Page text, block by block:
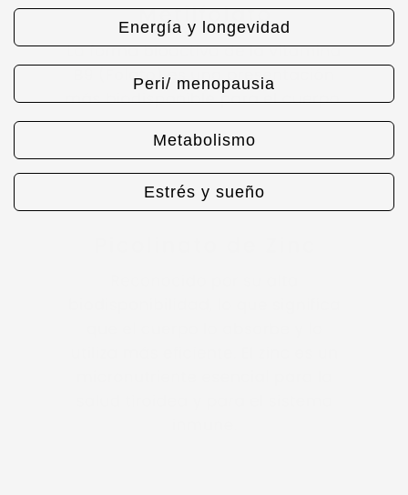
Energía y longevidad
Peri/ menopausia
Metabolismo
Estrés y sueño